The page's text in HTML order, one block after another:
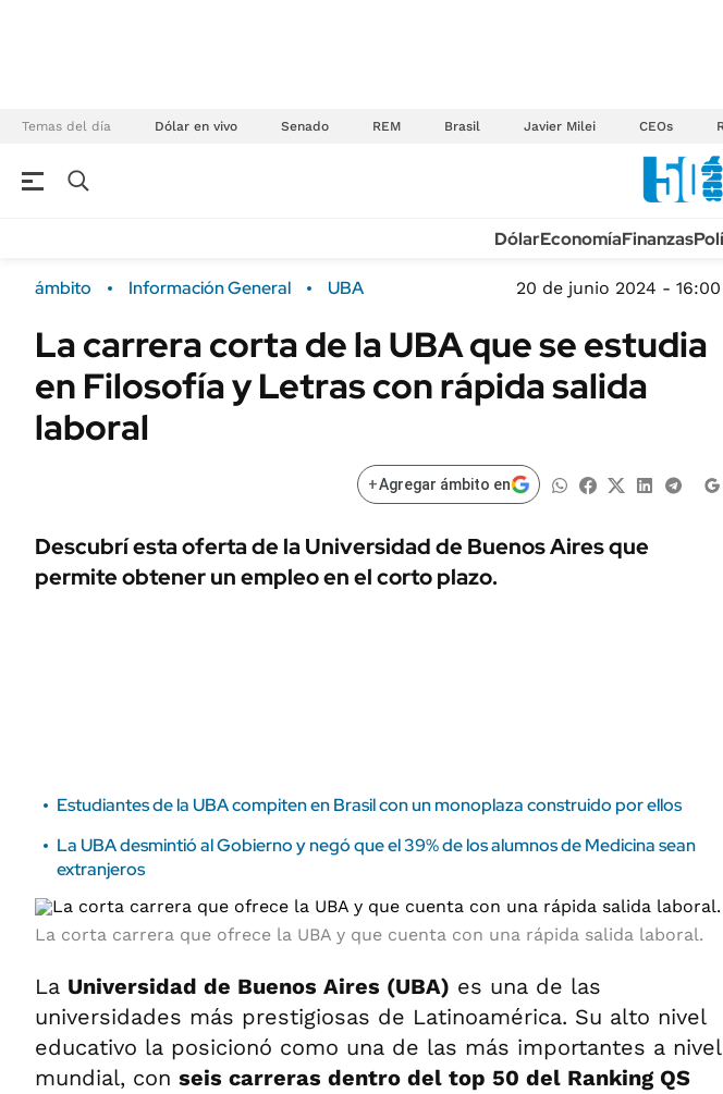
Temas del día Dólar en vivo Senado REM Brasil Javier Milei CEOs
Campo
FINANZAS
Dólar
Sustentabilidad
URUGUAY
TECNOLOGÍA
MÉXICO
MUNDO
INFORMACIÓN
AUTOS
DólarEconomíaFinanzas
ámbito Información General UBA 20 de junio 2024 - 16:00
La carrera corta de la UBA que se estudia
en Filosofía y Letras con rápida salida
laboral
+Agregar ámbito en
Descubrí esta oferta de la Universidad de Buenos Aires que
permite obtener un empleo en el corto plazo.
Estudiantes de la UBA compiten en Brasil con un monoplaza construido por ellos
La UBA desmintió al Gobierno y negó que el 39% de los alumnos de Medicina sean
extranjeros
La corta carrera que ofrece la UBA y que cuenta con una rápida salida laboral.
La Universidad de Buenos Aires (UBA) es una de las
universidades más prestigiosas de Latinoamérica. Su alto nivel
educativo la posicionó como una de las más importantes a nivel
mundial, con seis carreras dentro del top 50 del Ranking QS